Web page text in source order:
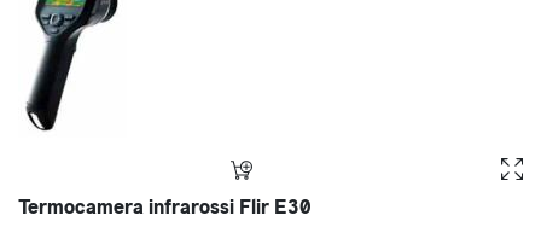
Termocamera infrarossi Flir E30